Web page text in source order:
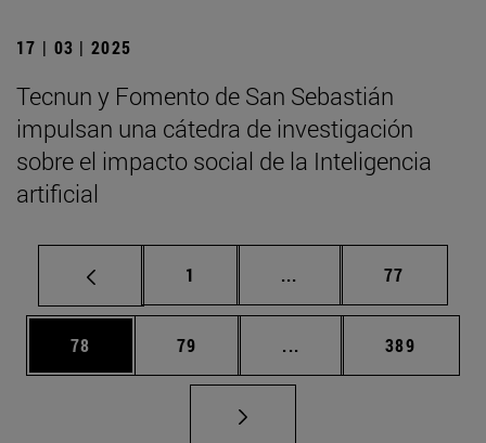
17 | 03 | 2025
Tecnun y Fomento de San Sebastián
impulsan una cátedra de investigación
sobre el impacto social de la Inteligencia
artificial
Página
1 ... Páginas intermedias
Página
77
Página
78 Página
79 ... Páginas intermedias
Página
389